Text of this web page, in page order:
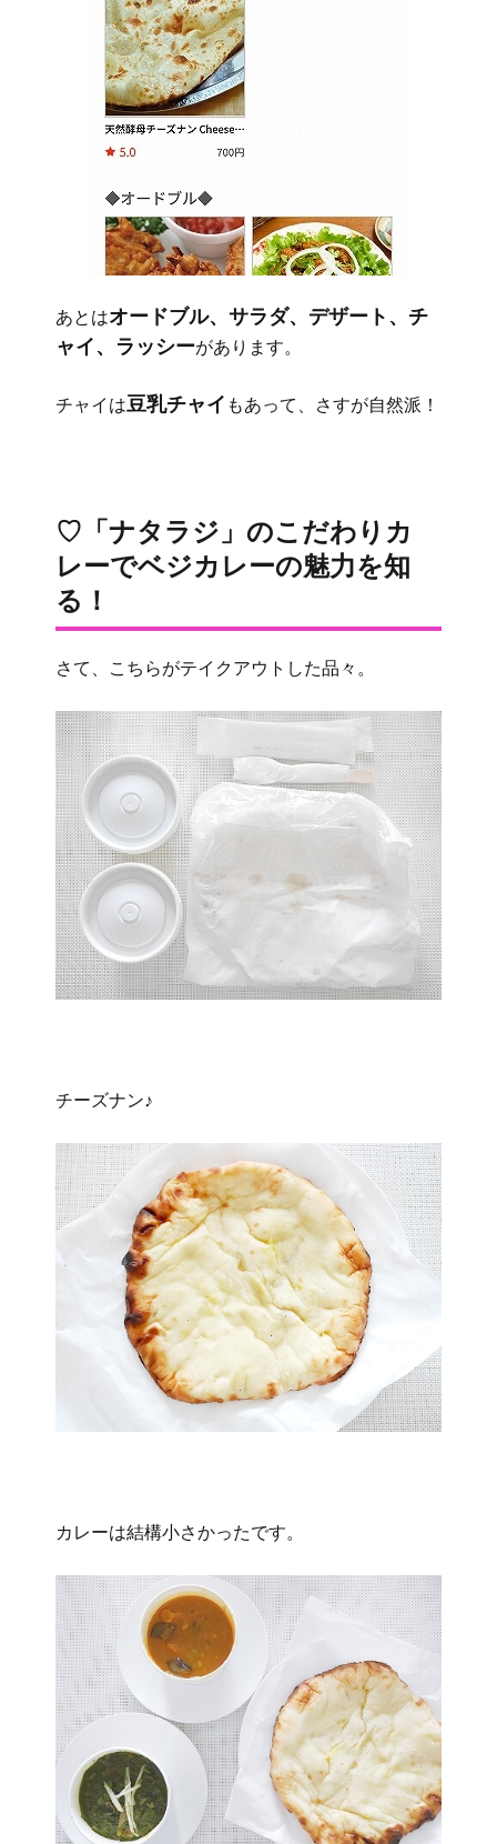
あとはオードブル、サラダ、デザート、チ
ャイ、ラッシーがあります。
チャイは豆乳チャイ もあって、さすが自然派！
♡「ナタラジ」のこだわりカ
レーでベジカレーの魅力を知
る！
さて、こちらがテイクアウトした品々。
チーズナン♪
カレーは結構小さかったです。